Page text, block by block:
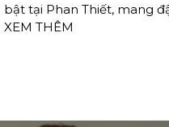
bật tại Phan Thiết, mang
Chăm Pa cổ. Cùng Minh
XEM THÊM